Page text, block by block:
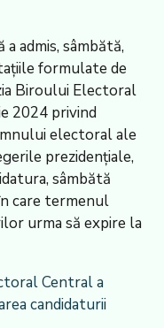
admis, sâmbătă,
formulate de
Biroului Electoral
2024 privind
electoral ale
prezidenţiale,
sâmbătă
care termenul
urma să expire la
Central a
candidaturii